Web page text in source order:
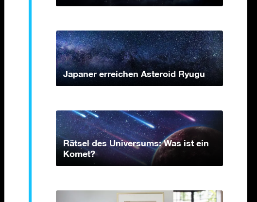
Japaner erreichen Asteroid Ryugu
Rätsel des Universums: Was ist ein
Komet?